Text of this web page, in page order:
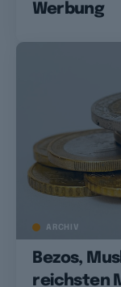
Werbung
ARCHIV
Bezos,
reichsten